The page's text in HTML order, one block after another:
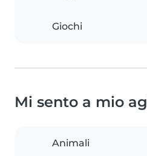
Giochi
Mi sento a mio
Animali